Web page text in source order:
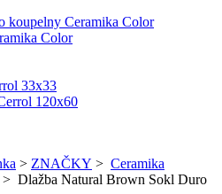
koupelny Ceramika Color
Color
33x33
120x60
> ZNAČKY > Ceramika
> Dlažba Natural Brown Sokl Duro